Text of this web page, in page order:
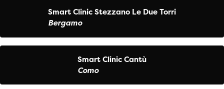
Smart Clinic Stezzano Le Due Torri
Bergamo
Smart Clinic Cantù
Como